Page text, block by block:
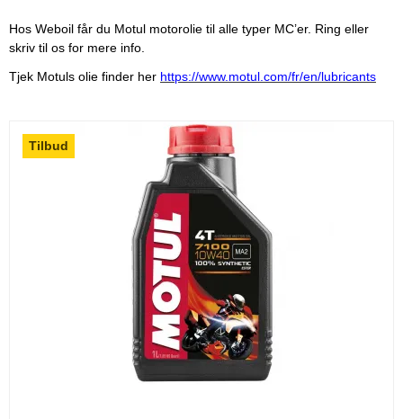
Hos Weboil får du Motul motorolie til alle typer MC’er. Ring eller
skriv til os for mere info.
Tjek Motuls olie finder her https://www.motul.com/fr/en/lubricants
Tilbud